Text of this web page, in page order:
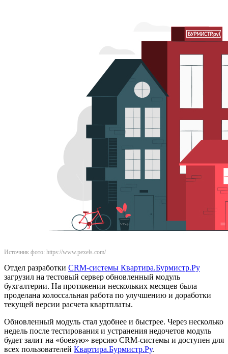
Источник фото: https://www.pexels.com/
Отдел разработки CRM-системы Квартира.Бурмистр.Ру
загрузил на тестовый сервер обновленный модуль
бухгалтерии. На протяжении нескольких месяцев была
проделана колоссальная работа по улучшению и доработки
текущей версии расчета квартплаты.
Обновленный модуль стал удобнее и быстрее. Через несколько
недель после тестирования и устранения недочетов модуль
будет залит на «боевую» версию CRM-системы и доступен для
всех пользователей Квартира.Бурмистр.Ру.